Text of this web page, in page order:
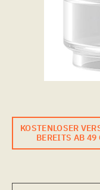
KOSTENLOSER
BEREITS AB 49